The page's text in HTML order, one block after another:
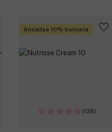
Ansaitse 10% bonusta
(138)